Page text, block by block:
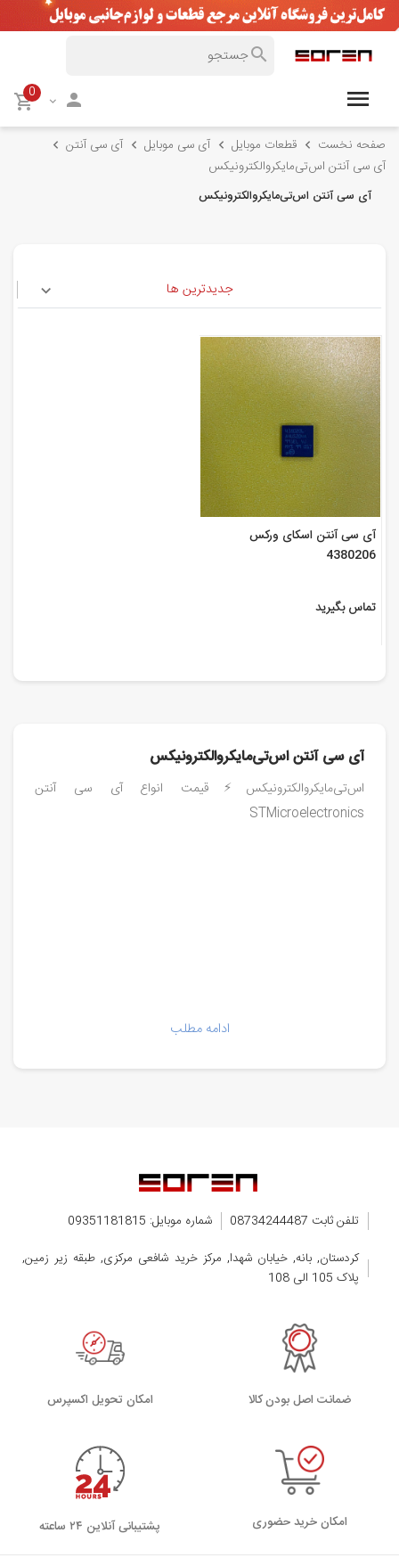
0
صفحه نخست قطعات موبایل آی سی موبایل
آی سی آنتن
آی سی آنتن اس‌تی‌مایکروالکترونیکس
آی سی آنتن اس‌تی‌مایکروالکترونیکس
جدیدترین ها
آی سی آنتن اسکای ورکس
4380206
تماس بگیرید
آی سی آنتن اس‌تی‌مایکروالکترونیکس
اس‌تی‌مایکروالکترونیکس⚡️قیمت انواع آی سی آنتن
STMicroelectronics
ادامه مطلب
تلفن ثابت 08734244487
شماره موبایل: 09351181815
کردستان, بانه, خیابان شهدا, مرکز خرید شافعی مرکزی, طبقه زیر زمین,
پلاک 105 الی 108
ضمانت اصل بودن کالا اﻣﮑﺎن ﺗﺤﻮﯾﻞ اﮐﺴﭙﺮس
امکان خرید حضوری پشتیبانی آنلاین ۲۴ ساعته